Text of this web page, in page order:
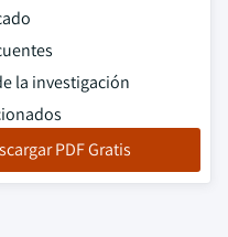
la investigación
PDF Gratis